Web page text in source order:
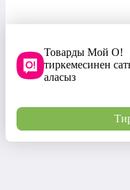
Товарды Мой О!
тиркемесинен
аласыз